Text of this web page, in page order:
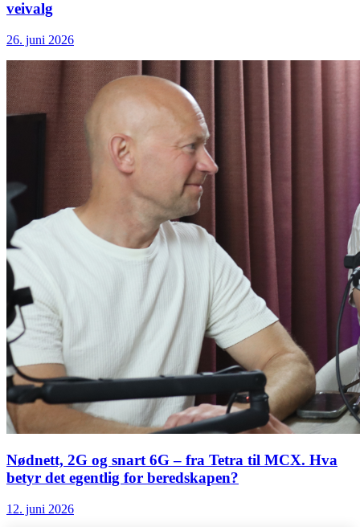
veivalg
26. juni 2026
Nødnett, 2G og snart 6G – fra Tetra til MCX. Hva
betyr det egentlig for beredskapen?
12. juni 2026